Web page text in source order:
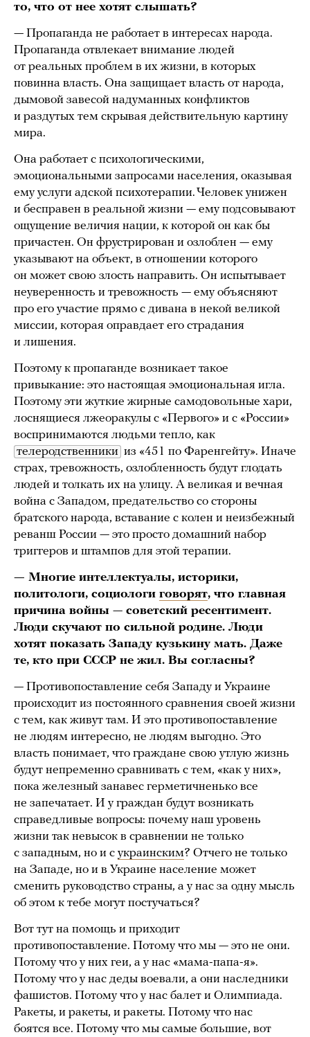
то, что от нее хотят слышать?
— Пропаганда не работает в интересах народа.
Пропаганда отвлекает внимание людей
от реальных проблем в их жизни, в которых
повинна власть. Она защищает власть от народа,
дымовой завесой надуманных конфликтов
и раздутых тем скрывая действительную картину
мира.
Она работает с психологическими,
эмоциональными запросами населения, оказывая
ему услуги адской психотерапии. Человек унижен
и бесправен в реальной жизни — ему подсовывают
ощущение величия нации, к которой он как бы
причастен. Он фрустрирован и озлоблен — ему
указывают на объект, в отношении которого
он может свою злость направить. Он испытывает
неуверенность и тревожность — ему объясняют
про его участие прямо с дивана в некой великой
миссии, которая оправдает его страдания
и лишения.
Поэтому к пропаганде возникает такое
привыкание: это настоящая эмоциональная игла.
Поэтому эти жуткие жирные самодовольные хари,
лоснящиеся лжеоракулы с «Первого» и с «России»
воспринимаются людьми тепло, как
телеродственники из «451 по Фаренгейту». Иначе
страх, тревожность, озлобленность будут глодать
людей и толкать их на улицу. А великая и вечная
война с Западом, предательство со стороны
братского народа, вставание с колен и неизбежный
реванш России — это просто домашний набор
триггеров и штампов для этой терапии.
— Многие интеллектуалы, историки,
политологи, социологи говорят, что главная
причина войны — советский ресентимент.
Люди скучают по сильной родине. Люди
хотят показать Западу кузькину мать. Даже
те, кто при СССР не жил. Вы согласны?
— Противопоставление себя Западу и Украине
происходит из постоянного сравнения своей жизни
с тем, как живут там. И это противопоставление
не людям интересно, не людям выгодно. Это
власть понимает, что граждане свою утлую жизнь
будут непременно сравнивать с тем, «как у них»,
пока железный занавес герметичненько все
не запечатает. И у граждан будут возникать
справедливые вопросы: почему наш уровень
жизни так невысок в сравнении не только
с западным, но и с украинским? Отчего не только
на Западе, но и в Украине население может
сменить руководство страны, а у нас за одну мысль
об этом к тебе могут постучаться?
Вот тут на помощь и приходит
противопоставление. Потому что мы — это не они.
Потому что у них геи, а у нас «мама-папа-я».
Потому что у нас деды воевали, а они наследники
фашистов. Потому что у нас балет и Олимпиада.
Ракеты, и ракеты, и ракеты. Потому что нас
боятся все. Потому что мы самые большие, вот